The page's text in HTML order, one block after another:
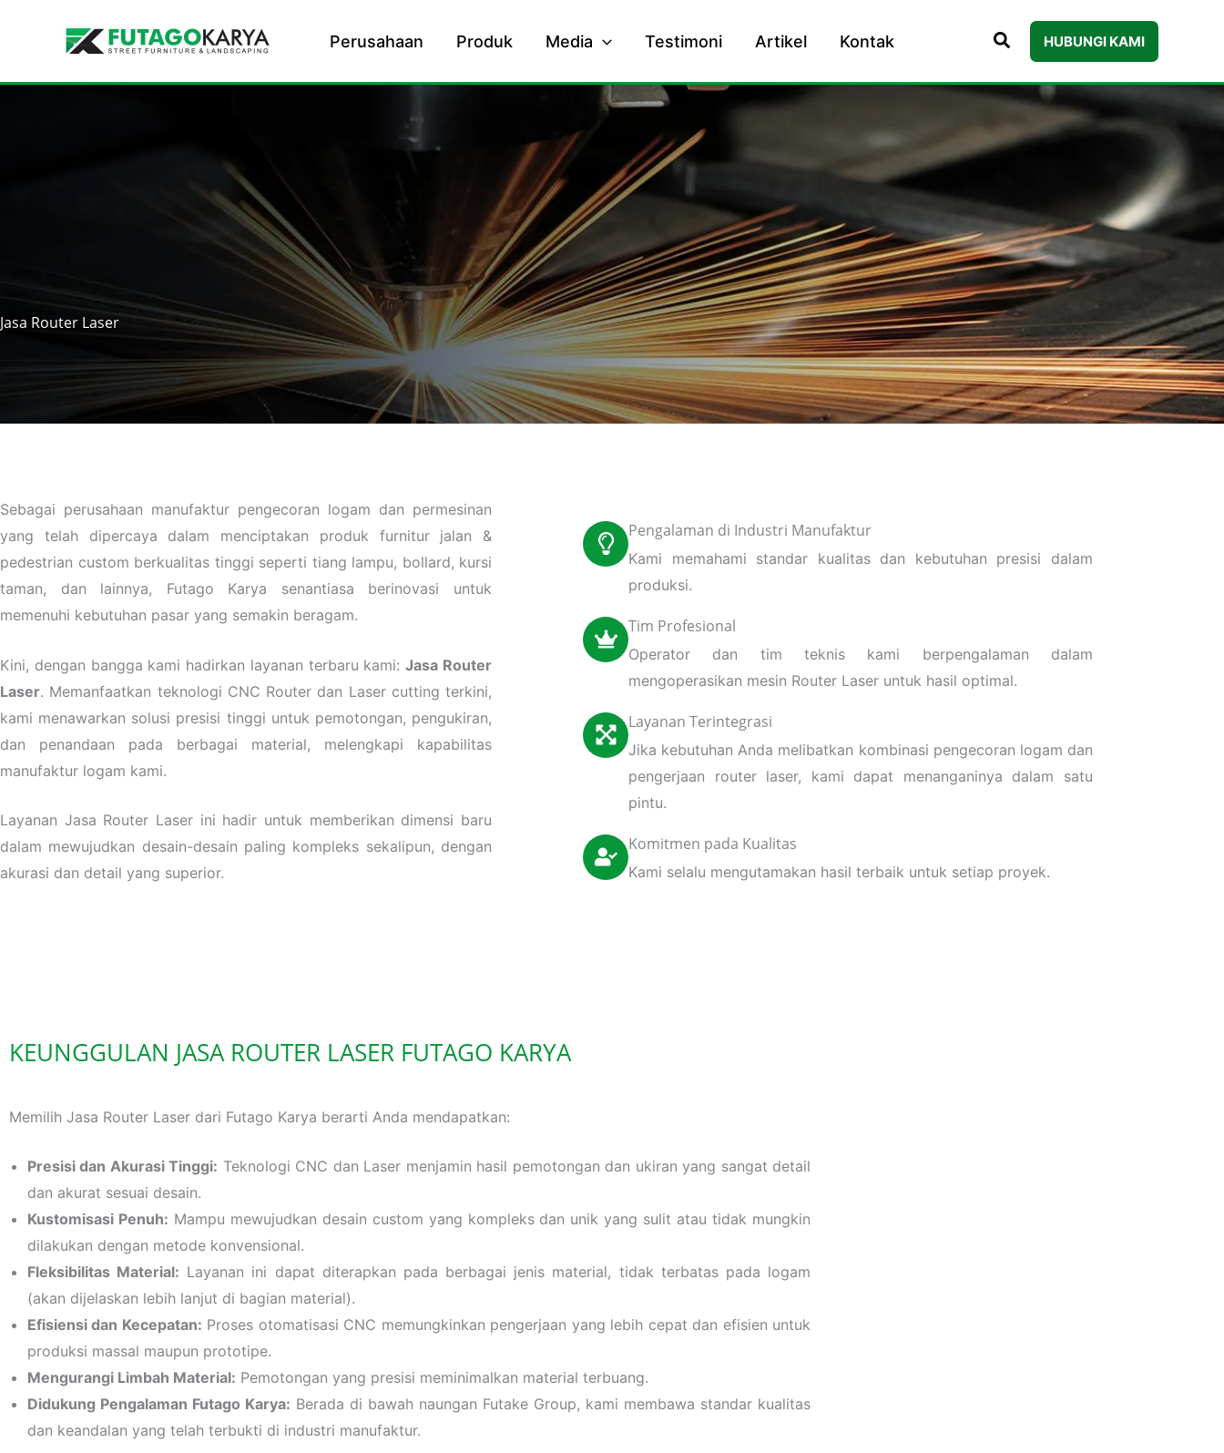
Perusahaan Produk Media Testimoni Artikel Kontak HUBUNGI KAMI
Jasa Router Laser
Sebagai perusahaan manufaktur pengecoran logam dan permesinan
yang telah dipercaya dalam menciptakan produk furnitur jalan &
pedestrian custom berkualitas tinggi seperti tiang lampu, bollard, kursi
taman, dan lainnya, Futago Karya senantiasa berinovasi untuk
memenuhi kebutuhan pasar yang semakin beragam.
Kini, dengan bangga kami hadirkan layanan terbaru kami:Jasa Router
Laser. Memanfaatkan teknologi CNC Router dan Laser cutting terkini,
kami menawarkan solusi presisi tinggi untuk pemotongan, pengukiran,
dan penandaan pada berbagai material, melengkapi kapabilitas
manufaktur logam kami.
Layanan Jasa Router Laser ini hadir untuk memberikan dimensi baru
dalam mewujudkan desain-desain paling kompleks sekalipun, dengan
akurasi dan detail yang superior.
Pengalaman di Industri Manufaktur
Kami memahami standar kualitas dan kebutuhan presisi dalam
produksi.
Tim Profesional
Operator dan tim teknis kami berpengalaman dalam
mengoperasikan mesin Router Laser untuk hasil optimal.
Layanan Terintegrasi
Jika kebutuhan Anda melibatkan kombinasi pengecoran logam dan
pengerjaan router laser, kami dapat menanganinya dalam satu
pintu.
Komitmen pada Kualitas
Kami selalu mengutamakan hasil terbaik untuk setiap proyek.
KEUNGGULAN JASA ROUTER LASER FUTAGO KARYA
Memilih Jasa Router Laser dari Futago Karya berarti Anda mendapatkan:
Presisi dan Akurasi Tinggi: Teknologi CNC dan Laser menjamin hasil pemotongan dan ukiran yang sangat detail
dan akurat sesuai desain.
Kustomisasi Penuh: Mampu mewujudkan desain custom yang kompleks dan unik yang sulit atau tidak mungkin
dilakukan dengan metode konvensional.
Fleksibilitas Material: Layanan ini dapat diterapkan pada berbagai jenis material, tidak terbatas pada logam
(akan dijelaskan lebih lanjut di bagian material).
Efisiensi dan Kecepatan: Proses otomatisasi CNC memungkinkan pengerjaan yang lebih cepat dan efisien untuk
produksi massal maupun prototipe.
Mengurangi Limbah Material: Pemotongan yang presisi meminimalkan material terbuang.
Didukung Pengalaman Futago Karya: Berada di bawah naungan Futake Group, kami membawa standar kualitas
dan keandalan yang telah terbukti di industri manufaktur.